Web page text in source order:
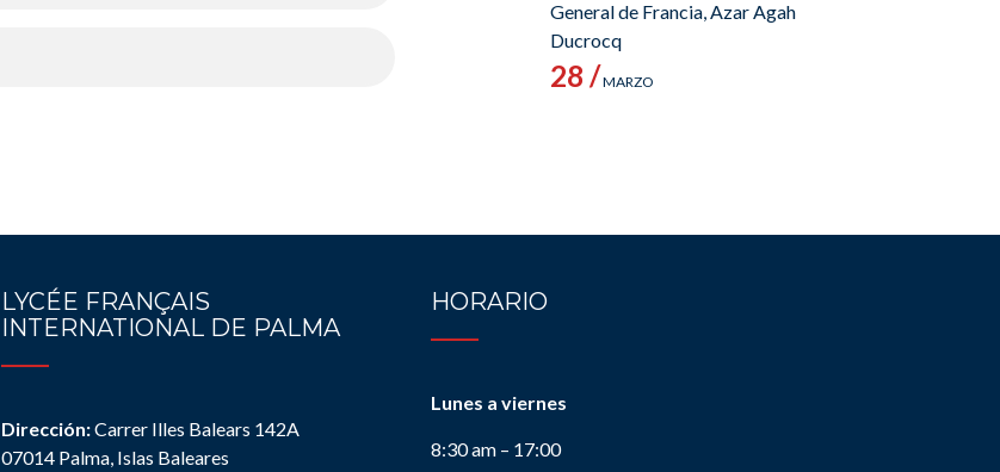
General de Francia, Azar Agah
Ducrocq
28 /MARZO
LYCÉE FRANÇAIS
INTERNATIONAL DE PALMA
Dirección:Carrer Illes Balears 142A
07014 Palma, Islas Baleares
HORARIO
Lunes a viernes
8:30 am – 17:00